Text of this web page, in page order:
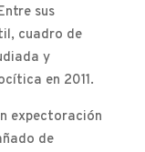
sus
cuadro de
y
en 2011.
expectoración
de